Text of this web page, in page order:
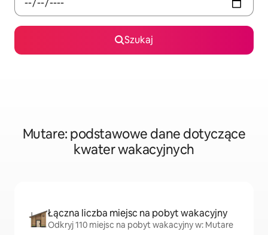
Szukaj
Mutare: podstawowe dane dotyczące
kwater wakacyjnych
Łączna liczba miejsc na pobyt wakacyjny
Odkryj 110 miejsc na pobyt wakacyjny w: Mutare